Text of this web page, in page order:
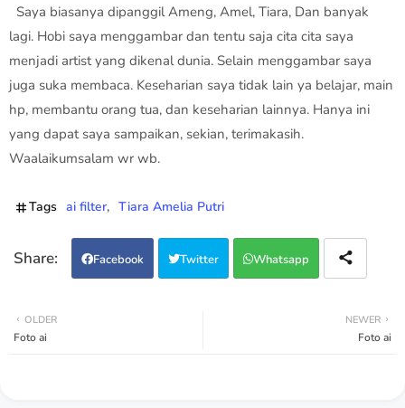
Saya biasanya dipanggil Ameng, Amel, Tiara, Dan banyak
lagi. Hobi saya menggambar dan tentu saja cita cita saya
menjadi artist yang dikenal dunia. Selain menggambar saya
juga suka membaca. Keseharian saya tidak lain ya belajar, main
hp, membantu orang tua, dan keseharian lainnya. Hanya ini
yang dapat saya sampaikan, sekian, terimakasih.
Waalaikumsalam wr wb.
Tags ai filter Tiara Amelia Putri
Facebook Twitter Whatsapp
NEWER
Foto ai
OLDER
Foto ai